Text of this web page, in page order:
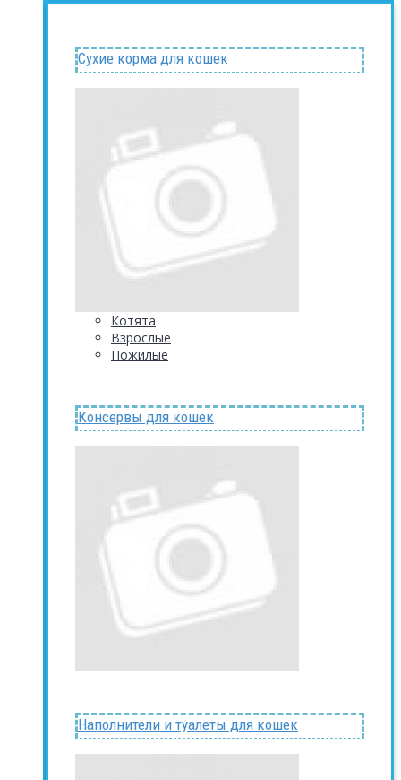
Сухие корма для кошек
Котята
Взрослые
Пожилые
Консервы для кошек
Наполнители и туалеты для кошек